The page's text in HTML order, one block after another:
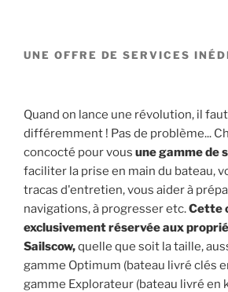
UNE OFFRE DE SERVICES
Quand on lance une révolution, il
différemment ! Pas de problème...
concocté pour vous une gamme de
faciliter la prise en main du bateau,
tracas d'entretien, vous aider à
navigations, à progresser etc.Cette
exclusivement réservée aux
Sailscow,quelle que soit la taille,
gamme Optimum (bateau livré clés
gamme Explorateur (bateau livré en